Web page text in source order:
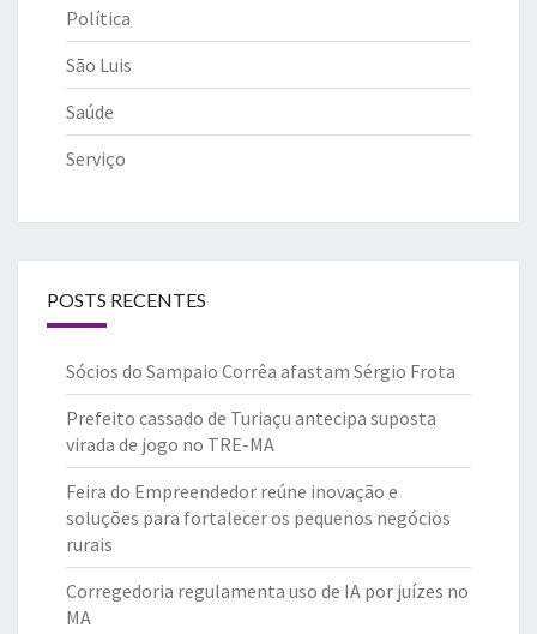
Política
São Luis
Saúde
Serviço
POSTS RECENTES
Sócios do Sampaio Corrêa afastam Sérgio Frota
Prefeito cassado de Turiaçu antecipa suposta
virada de jogo no TRE-MA
Feira do Empreendedor reúne inovação e
soluções para fortalecer os pequenos negócios
rurais
Corregedoria regulamenta uso de IA por juízes no
MA